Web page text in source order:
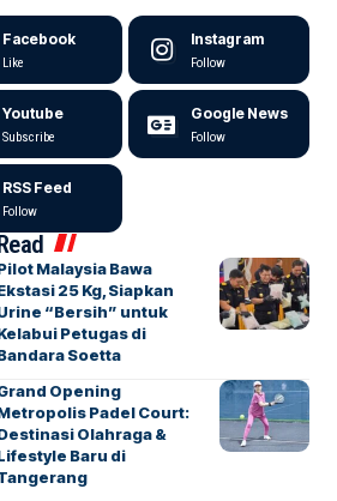
Facebook
Like
Instagram
Follow
Youtube
Subscribe
Google News
Follow
RSS Feed
Follow
Malaysia Bawa
25 Kg, Siapkan
“Bersih” untuk
Petugas di
Soetta
Opening
Padel Court:
Olahraga &
Baru di